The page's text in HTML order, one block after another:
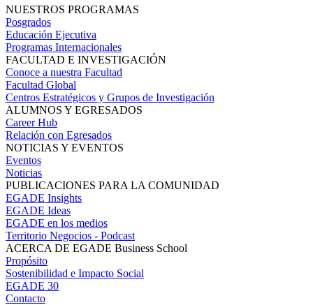
NUESTROS PROGRAMAS
Posgrados
Educación Ejecutiva
Programas Internacionales
FACULTAD E INVESTIGACIÓN
Conoce a nuestra Facultad
Facultad Global
Centros Estratégicos y Grupos de Investigación
ALUMNOS Y EGRESADOS
Career Hub
Relación con Egresados
NOTICIAS Y EVENTOS
Eventos
Noticias
PUBLICACIONES PARA LA COMUNIDAD
EGADE Insights
EGADE Ideas
EGADE en los medios
Territorio Negocios - Podcast
ACERCA DE EGADE Business School
Propósito
Sostenibilidad e Impacto Social
EGADE 30
Contacto